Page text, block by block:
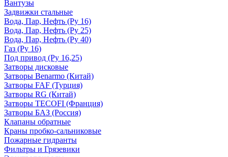
Вантузы
Задвижки стальные
Вода, Пар, Нефть (Ру 16)
Вода, Пар, Нефть (Ру 25)
Вода, Пар, Нефть (Ру 40)
Газ (Ру 16)
Под привод (Ру 16,25)
Затворы дисковые
Затворы Benarmo (Китай)
Затворы FAF (Турция)
Затворы RG (Китай)
Затворы TECOFI (Франция)
Затворы БАЗ (Россия)
Клапаны обратные
Краны пробко-сальниковые
Пожарные гидранты
Фильтры и Грязевики